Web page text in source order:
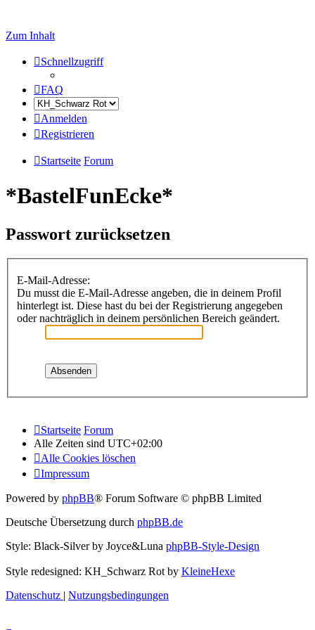
Zum Inhalt
Schnellzugriff
FAQ
Anmelden
Registrieren
Startseite Forum
*BastelFunEcke*
Passwort zurücksetzen
E-Mail-Adresse:
Du musst die E-Mail-Adresse angeben, die in deinem Profil
hinterlegt ist. Diese hast du bei der Registrierung angegeben
oder nachträglich in deinem persönlichen Bereich geändert.
Startseite Forum
Alle Zeiten sind UTC+02:00
Alle Cookies löschen
Impressum
Powered by phpBB® Forum Software © phpBB Limited
Deutsche Übersetzung durch phpBB.de
Style: Black-Silver by Joyce&Luna phpBB-Style-Design
Style redesigned: KH_Schwarz Rot by KleineHexe
Datenschutz | Nutzungsbedingungen